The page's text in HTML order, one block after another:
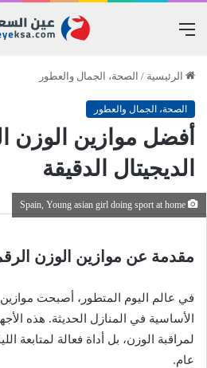
القائمة
الرئيسية / الصحة، الجمال والعطور
الصحة، الجمال والعطور
أفضل موازين الوزن
الديجيتال الدقيقة
مقدمة عن موازين الوزن
في عالم اليوم المتطور، أصبحت موازين
الأساسية في المنازل الحديثة. هذه
لمراقبة الوزن، بل أداة فعالة لمتابعة
عام.